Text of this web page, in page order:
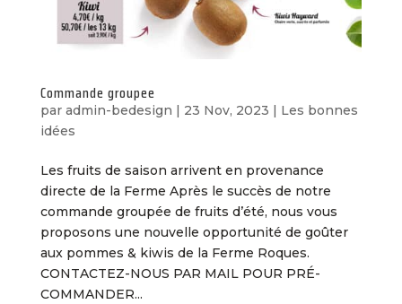
Commande groupee
par admin-bedesign 23 Nov, 2023
Les bonnes
idées
Les fruits de saison arrivent en provenance
directe de la Ferme Après le succès de notre
commande groupée de fruits d’été, nous vous
proposons une nouvelle opportunité de goûter
aux pommes & kiwis de la Ferme Roques.
CONTACTEZ-NOUS PAR MAIL POUR PRÉ-
COMMANDER...